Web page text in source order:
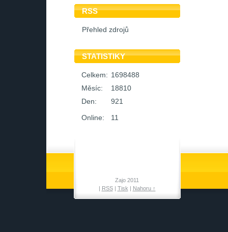
RSS
Přehled zdrojů
STATISTIKY
Online: 11
Celkem: 1698488
Měsíc:
18810
Den:
921
Zajo 2011
| RSS| Tisk | Nahoru ↑